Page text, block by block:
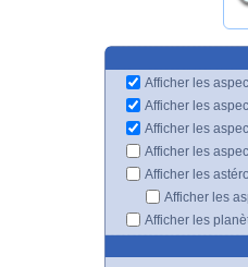
Afficher les
Afficher les
Afficher les
Afficher les
Afficher les
Afficher les
Afficher les